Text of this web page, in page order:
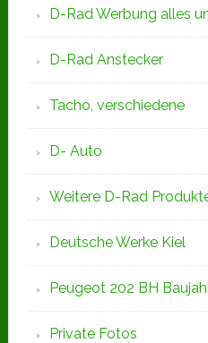
D-Rad Werbung alles
D-Rad Anstecker
Tacho, verschiedene
D- Auto
Weitere D-Rad
Deutsche Werke Kiel
Peugeot 202 BH
Private Fotos